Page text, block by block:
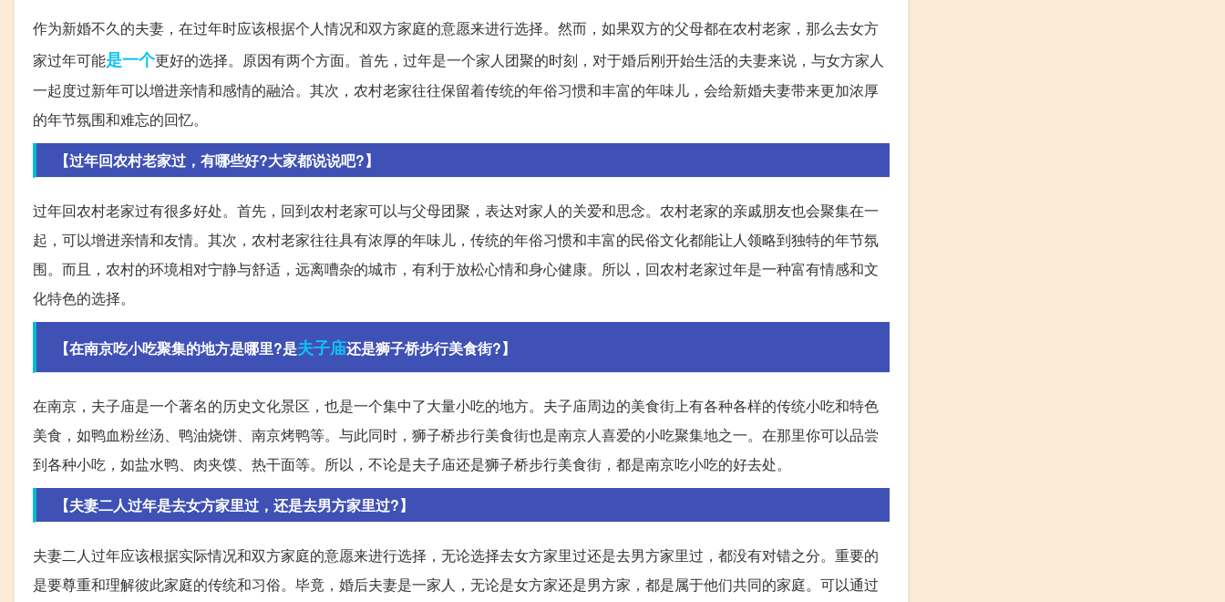
作为新婚不久的夫妻，在过年时应该根据个人情况和双方家庭的意愿来进行选择。然而，如果双方的父母都在农村老家，那么去女方
家过年可能是一个更好的选择。原因有两个方面。首先，过年是一个家人团聚的时刻，对于婚后刚开始生活的夫妻来说，与女方家人
一起度过新年可以增进亲情和感情的融洽。其次，农村老家往往保留着传统的年俗习惯和丰富的年味儿，会给新婚夫妻带来更加浓厚
的年节氛围和难忘的回忆。
【过年回农村老家过，有哪些好?大家都说说吧?】
过年回农村老家过有很多好处。首先，回到农村老家可以与父母团聚，表达对家人的关爱和思念。农村老家的亲戚朋友也会聚集在一
起，可以增进亲情和友情。其次，农村老家往往具有浓厚的年味儿，传统的年俗习惯和丰富的民俗文化都能让人领略到独特的年节氛
围。而且，农村的环境相对宁静与舒适，远离嘈杂的城市，有利于放松心情和身心健康。所以，回农村老家过年是一种富有情感和文
化特色的选择。
【在南京吃小吃聚集的地方是哪里?是夫子庙还是狮子桥步行美食街?】
在南京，夫子庙是一个著名的历史文化景区，也是一个集中了大量小吃的地方。夫子庙周边的美食街上有各种各样的传统小吃和特色
美食，如鸭血粉丝汤、鸭油烧饼、南京烤鸭等。与此同时，狮子桥步行美食街也是南京人喜爱的小吃聚集地之一。在那里你可以品尝
到各种小吃，如盐水鸭、肉夹馍、热干面等。所以，不论是夫子庙还是狮子桥步行美食街，都是南京吃小吃的好去处。
【夫妻二人过年是去女方家里过，还是去男方家里过?】
夫妻二人过年应该根据实际情况和双方家庭的意愿来进行选择，无论选择去女方家里过还是去男方家里过，都没有对错之分。重要的
是要尊重和理解彼此家庭的传统和习俗。毕竟，婚后夫妻是一家人，无论是女方家还是男方家，都是属于他们共同的家庭。可以通过